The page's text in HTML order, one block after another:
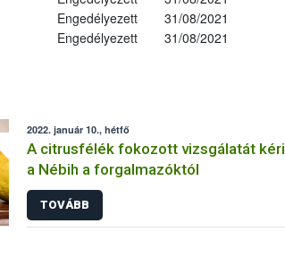
Engedélyezett
31/08/2021
Engedélyezett 31/08/2021
2022. január 10., hétfő
A citrusfélék fokozott vizsgálatát kéri
a Nébih a forgalmazóktól
TOVÁBB